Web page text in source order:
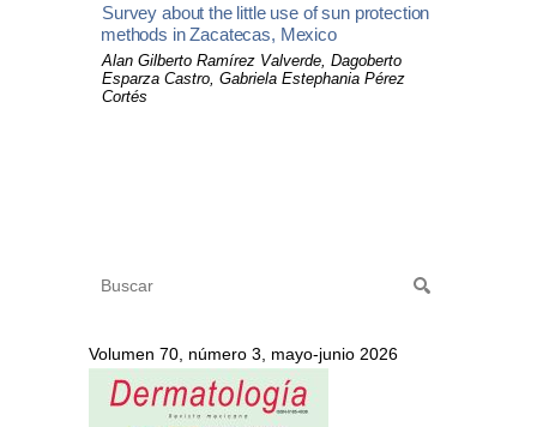
Survey about the little use of sun protection
methods in Zacatecas, Mexico
Alan Gilberto Ramírez Valverde, Dagoberto
Esparza Castro, Gabriela Estephania Pérez
Cortés
Volumen 70, número 3, mayo-junio 2026